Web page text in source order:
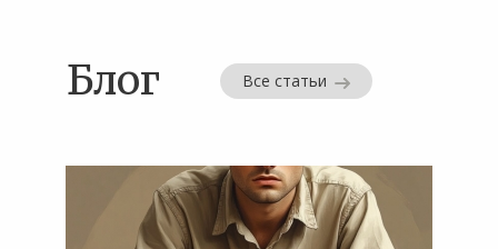
Блог Все статьи